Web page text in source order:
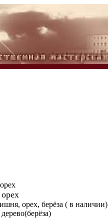
орех, берёза ( в наличии)